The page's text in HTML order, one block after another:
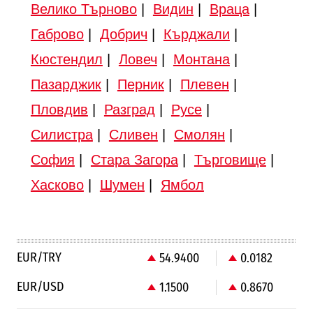
Велико Търново| Видин Враца|
Габрово| Добрич Кърджали
Кюстендил
Ловеч Монтана|
Пазарджик| Перник| Плевен
Пловдив
Разград Русе|
Силистра| Сливен Смолян
София
Стара Загора| Търговище|
Хасково| Шумен Ямбол
EUR/TRY 54.9400
0.0182
EUR/USD
1.1500 0.8670